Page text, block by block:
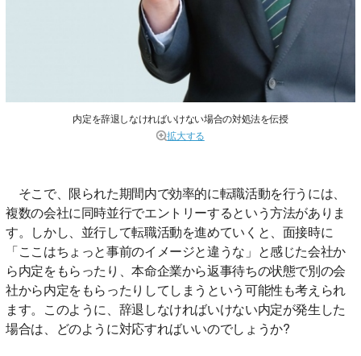
内定を辞退しなければいけない場合の対処法を伝授
拡大する
そこで、限られた期間内で効率的に転職活動を行うには、
複数の会社に同時並行でエントリーするという方法がありま
す。しかし、並行して転職活動を進めていくと、面接時に
「ここはちょっと事前のイメージと違うな」と感じた会社か
ら内定をもらったり、本命企業から返事待ちの状態で別の会
社から内定をもらったりしてしまうという可能性も考えられ
ます。このように、辞退しなければいけない内定が発生した
場合は、どのように対応すればいいのでしょうか?